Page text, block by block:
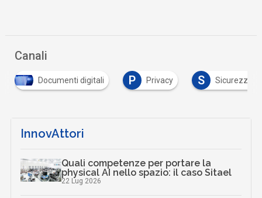
Canali
digitali P Privacy S Sicurezza digitale
InnovAttori
Quali competenze per portare la
physical AI nello spazio: il caso Sitael
22 Lug 2026